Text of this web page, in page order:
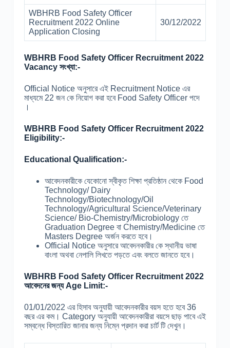
WBHRB Food Safety Officer
Recruitment 2022 Online
Application Closing
30/12/2022
WBHRB Food Safety Officer Recruitment 2022
Vacancy সংখ্যা:-
Official Notice অনুসারে এই Recruitment Notice এর
মাধ্যমে 22 জন কে নিয়োগ করা হবে Food Safety Officer পদে
।
WBHRB Food Safety Officer Recruitment 2022
Eligibility:-
Educational Qualification:-
আবেদনকারীকে যেকোনো স্বীকৃত শিক্ষা প্রতিষ্ঠান থেকে Food
Technology/ Dairy
Technology/Biotechnology/Oil
Technology/Agricultural Science/Veterinary
Science/ Bio-Chemistry/Microbiology তে
Graduation Degree বা Chemistry/Medicine তে
Masters Degree অর্জন করতে হবে।
Official Notice অনুসারে আবেদনকারীর কে স্থানীয় ভাষা
বাংলা অথবা নেপালি লিখতে পড়তে এবং বলতে জানতে হবে।
WBHRB Food Safety Officer Recruitment 2022
আবেদনের জন্য Age Limit:-
01/01/2022 এর হিসাব অনুযায়ী আবেদনকারীর বয়স হতে হবে 36
বছর এর কম। Category অনুযায়ী আবেদনকারীরা বয়সে ছাড় পাবে এই
সম্বন্ধে বিস্তারিত জানার জন্য নিম্নে প্রদান করা চার্ট টি দেখুন।